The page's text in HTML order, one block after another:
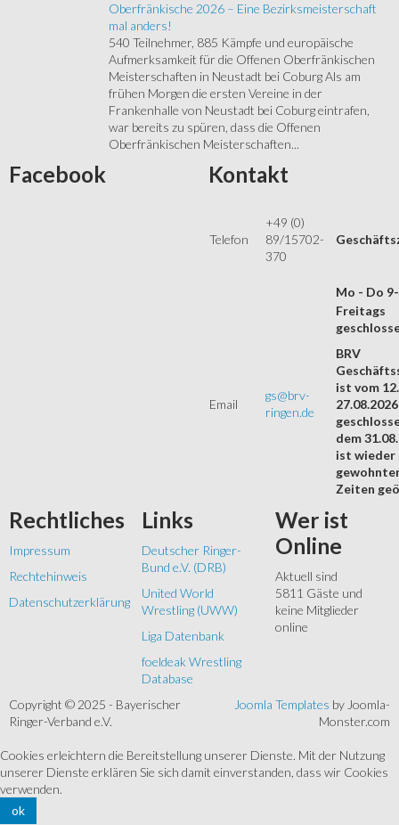
Oberfränkische 2026 – Eine Bezirksmeisterschaft
mal anders!
540 Teilnehmer, 885 Kämpfe und europäische
Aufmerksamkeit für die Offenen Oberfränkischen
Meisterschaften in Neustadt bei Coburg Als am
frühen Morgen die ersten Vereine in der
Frankenhalle von Neustadt bei Coburg eintrafen,
war bereits zu spüren, dass die Offenen
Oberfränkischen Meisterschaften...
Facebook Kontakt
Telefon
+49 (0)
89/15702-
370
Mo - Do
Email
gs@brv-
ringen.de
Freitags
BRV
ist vom
27.08.2026
dem
ist wieder
Zeiten
Rechtliches
Impressum
Rechtehinweis
Datenschutzerklärung
Links
Deutscher Ringer-
Bund e.V. (DRB)
United World
Wrestling (UWW)
Liga Datenbank
foeldeak Wrestling
Database
Wer ist
Online
Aktuell sind
5811 Gäste und
keine Mitglieder
online
Copyright © 2025 - Bayerischer
Ringer-Verband e.V.
Joomla Templates by Joomla-
Monster.com
Cookies erleichtern die Bereitstellung unserer Dienste. Mit der Nutzung
unserer Dienste erklären Sie sich damit einverstanden, dass wir Cookies
verwenden.
ok